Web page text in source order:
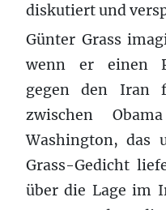
diskutiert und
Günter Grass
wenn er einen
gegen den Iran
zwischen
Washington, das
Grass-Gedicht
über die Lage im